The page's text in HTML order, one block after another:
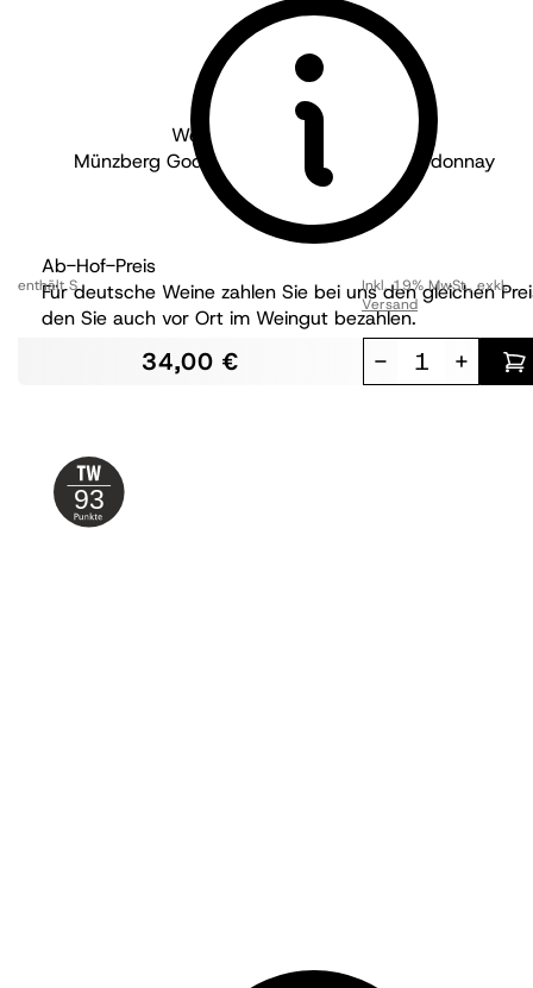
Weingut Münzberg - Pfalz
Münzberg Godramsteiner Stahlbühl Chardonnay
trocken
BIO
Ab-Hof-Preis
Für deutsche Weine zahlen Sie bei uns den gleichen
den Sie auch vor Ort im Weingut bezahlen.
enthält S
34,00 €
Inkl. 19% MwSt.,exkl.
Versand
- +
93